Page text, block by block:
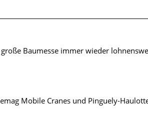
Baumesse immer wieder
Mobile Cranes und Pinguely-